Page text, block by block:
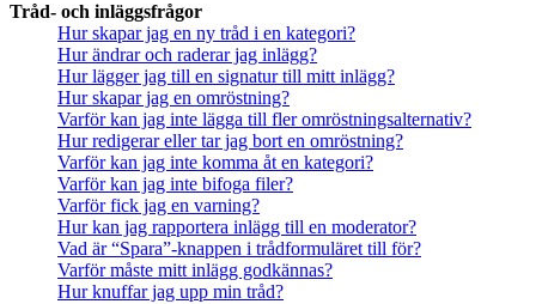
Tråd- och inläggsfrågor
Hur skapar jag en ny tråd i en kategori?
Hur ändrar och raderar jag inlägg?
Hur lägger jag till en signatur till mitt inlägg?
Hur skapar jag en omröstning?
Varför kan jag inte lägga till fler omröstningsalternativ?
Hur redigerar eller tar jag bort en omröstning?
Varför kan jag inte komma åt en kategori?
Varför kan jag inte bifoga filer?
Varför fick jag en varning?
Hur kan jag rapportera inlägg till en moderator?
Vad är “Spara”-knappen i trådformuläret till för?
Varför måste mitt inlägg godkännas?
Hur knuffar jag upp min tråd?